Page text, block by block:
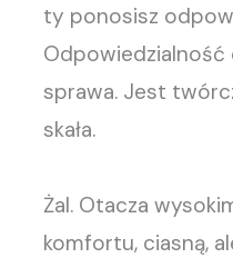
ty ponosisz
sprawa. Jest
skała.
Żal. Otacza
komfortu, ciasną,